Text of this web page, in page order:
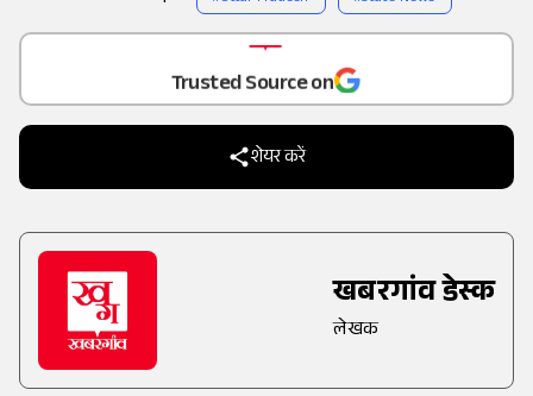
Add
as a
Trusted Source on
शेयर करें
खबरगांव डेस्क
लेखक